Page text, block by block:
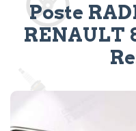
Poste
RENAULT